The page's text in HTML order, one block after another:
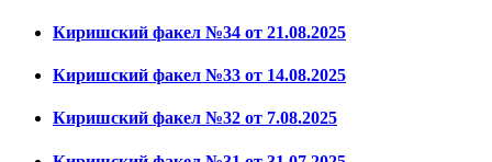
Киришский факел №34 от 21.08.2025
Киришский факел №33 от 14.08.2025
Киришский факел №32 от 7.08.2025